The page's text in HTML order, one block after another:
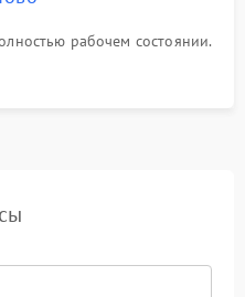
рабочем состоянии.